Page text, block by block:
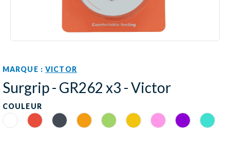
MARQUE :VICTOR
Surgrip - GR262 x3 - Victor
COULEUR
Blanc Rouge Noir OrangeVert Jaune Rose Violet